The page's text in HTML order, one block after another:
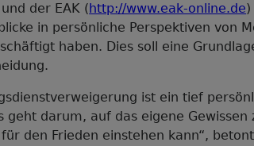
der EAK ( http://www.eak-online.de)
in persönliche Perspektiven von
haben. Dies soll eine
ist ein tief
geht darum, auf das eigene Gewissen
den Frieden einstehen kann“,